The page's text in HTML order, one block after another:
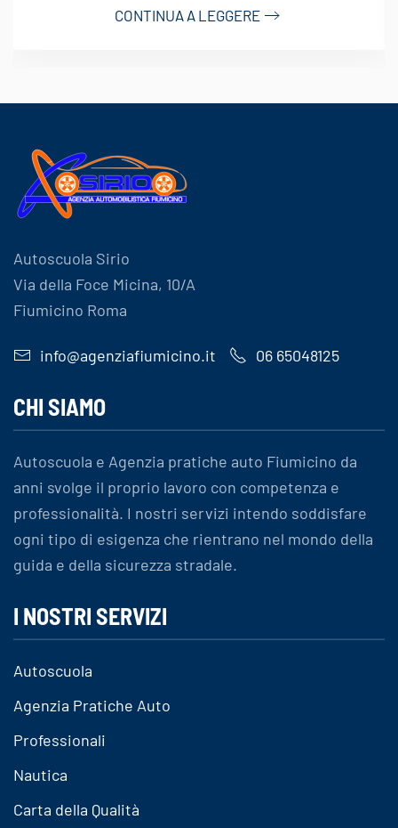
CONTINUA A LEGGERE
Autoscuola Sirio
Via della Foce Micina, 10/A
Fiumicino Roma
info@agenziafiumicino.it 06 65048125
CHI SIAMO
Autoscuola e Agenzia pratiche auto Fiumicino da
anni svolge il proprio lavoro con competenza e
professionalità. I nostri servizi intendo soddisfare
ogni tipo di esigenza che rientrano nel mondo della
guida e della sicurezza stradale.
I NOSTRI SERVIZI
Autoscuola
Agenzia Pratiche Auto
Professionali
Nautica
Carta della Qualità